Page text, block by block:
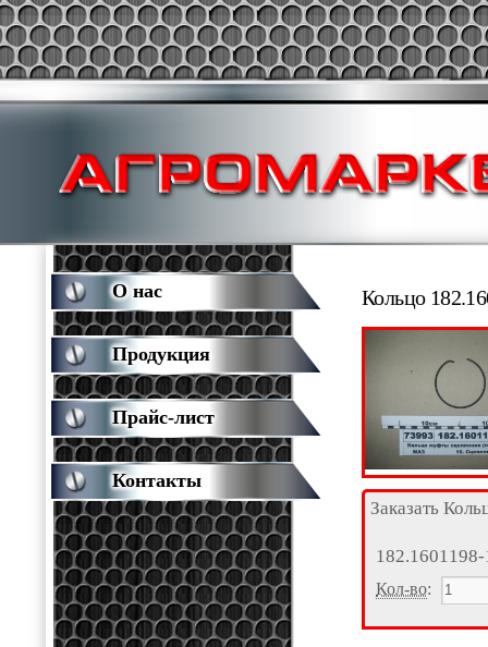
Кольцо
Заказать
Кол-во:
О нас
Продукция
Прайс-лист
Контакты